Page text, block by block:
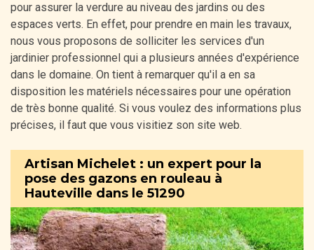
pour assurer la verdure au niveau des jardins ou des
espaces verts. En effet, pour prendre en main les travaux,
nous vous proposons de solliciter les services d'un
jardinier professionnel qui a plusieurs années d'expérience
dans le domaine. On tient à remarquer qu'il a en sa
disposition les matériels nécessaires pour une opération
de très bonne qualité. Si vous voulez des informations plus
précises, il faut que vous visitiez son site web.
Artisan Michelet : un expert pour la
pose des gazons en rouleau à
Hauteville dans le 51290